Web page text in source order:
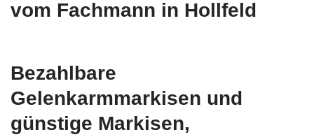
vom Fachmann in Hollfeld
Bezahlbare
Gelenkarmmarkisen und
günstige Markisen,